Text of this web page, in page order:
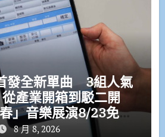
發全新單曲 3組人氣
產業開箱到駁二開
」音樂展演8/23免費
8 月 8, 2026